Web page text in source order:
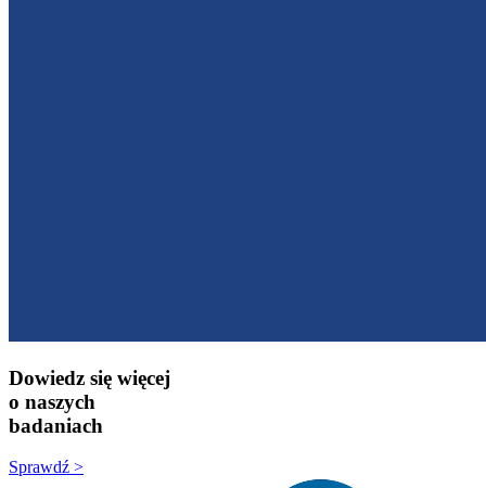
Dowiedz się więcej
o naszych
badaniach
Sprawdź >